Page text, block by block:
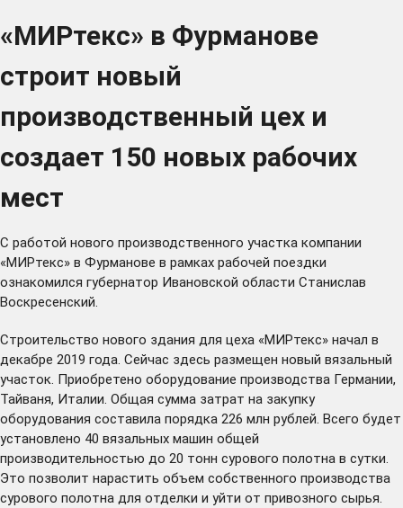
«МИРтекс» в Фурманове
строит новый
производственный цех и
создает 150 новых рабочих
мест
С работой нового производственного участка компании
«МИРтекс» в Фурманове в рамках рабочей поездки
ознакомился губернатор Ивановской области Станислав
Воскресенский.
Строительство нового здания для цеха «МИРтекс» начал в
декабре 2019 года. Сейчас здесь размещен новый вязальный
участок. Приобретено оборудование производства Германии,
Тайваня, Италии. Общая сумма затрат на закупку
оборудования составила порядка 226 млн рублей. Всего будет
установлено 40 вязальных машин общей
производительностью до 20 тонн сурового полотна в сутки.
Это позволит нарастить объем собственного производства
сурового полотна для отделки и уйти от привозного сырья.